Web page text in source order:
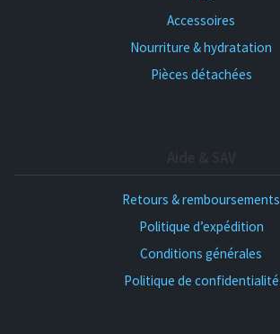
Accessoires
Nourriture & hydratation
Pièces détachées
Retours & remboursements
Politique d’expédition
Conditions générales
Politique de confidentialité